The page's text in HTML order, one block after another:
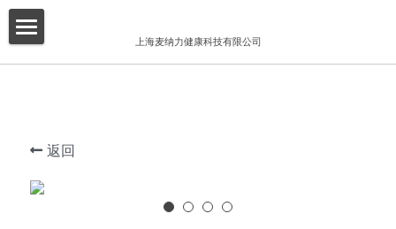
上海麦纳力健康科技有限公司
首页
产品介绍
返回
博客分类